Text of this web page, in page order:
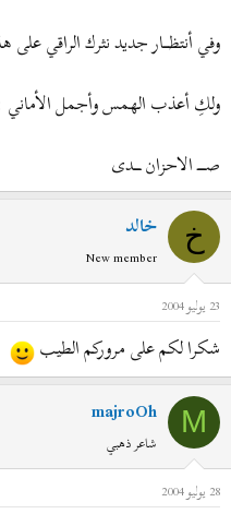
وفي أنتظـــــار جديد نثرك
ولكِ أعذب الهمس وأجمل
صـــــــ الاحزان ــــــدى
خ خالد
New member
23 يوليو 2004
شكرا لكم على مروركم الطيب
M
majroOh
شاعر ذهبي
28 يوليو 2004